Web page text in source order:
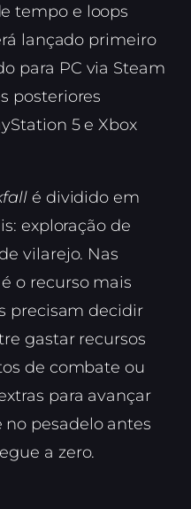
tempo e loops
lançado primeiro
para PC via Steam
posteriores
5 e Xbox
é dividido em
exploração de
vilarejo. Nas
o recurso mais
precisam decidir
gastar recursos
de combate ou
para avançar
pesadelo antes
a zero.